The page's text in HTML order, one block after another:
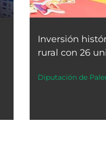
Inversión
rural con 26
Diputación de